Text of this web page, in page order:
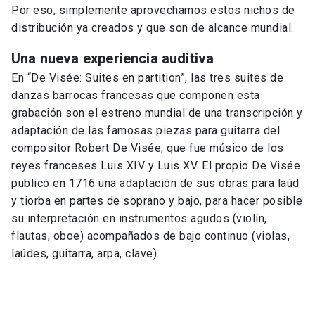
Por eso, simplemente aprovechamos estos nichos de
distribución ya creados y que son de alcance mundial.
Una nueva experiencia auditiva
En “De Visée: Suites en partition”, las tres suites de
danzas barrocas francesas que componen esta
grabación son el estreno mundial de una transcripción y
adaptación de las famosas piezas para guitarra del
compositor Robert De Visée, que fue músico de los
reyes franceses Luis XIV y Luis XV. El propio De Visée
publicó en 1716 una adaptación de sus obras para laúd
y tiorba en partes de soprano y bajo, para hacer posible
su interpretación en instrumentos agudos (violín,
flautas, oboe) acompañados de bajo continuo (violas,
laúdes, guitarra, arpa, clave).